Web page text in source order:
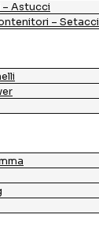
– Astucci
– Setacci